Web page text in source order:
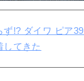
ず!? ダイワ ピア
してきた